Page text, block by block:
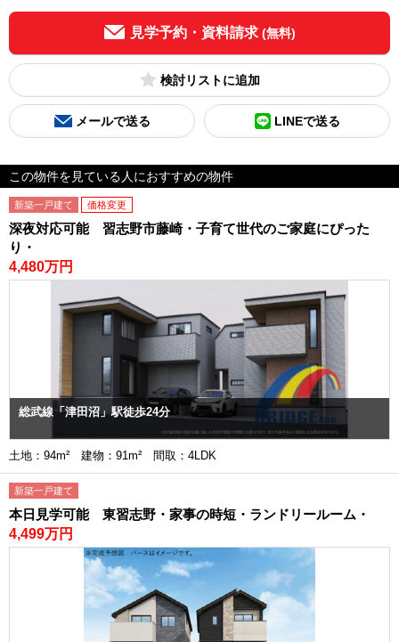
見学予約・資料請求 (無料)
検討リスト
メールで送る LINEで送る
この物件を見ている人におすすめの物件
新築一戸建て 価格変更
深夜対応可能 習志野市藤崎・子育て世代のご家庭にぴった
り・
4,480万円
総武線「津田沼」駅徒歩24分
土地：94m² 建物：91m² 間取：4LDK
新築一戸建て
本日見学可能 東習志野・家事の時短・ランドリールーム・
4,499万円